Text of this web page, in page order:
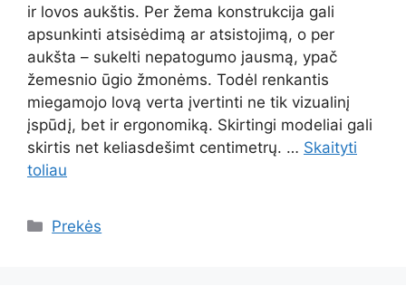
ir lovos aukštis. Per žema konstrukcija gali
apsunkinti atsisėdimą ar atsistojimą, o per
aukšta – sukelti nepatogumo jausmą, ypač
žemesnio ūgio žmonėms. Todėl renkantis
miegamojo lovą verta įvertinti ne tik vizualinį
įspūdį, bet ir ergonomiką. Skirtingi modeliai gali
skirtis net keliasdešimt centimetrų. … Skaityti
toliau
Kategorijos
Prekės